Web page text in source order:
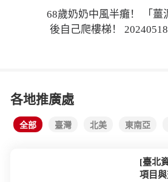
68歲奶奶中風半癱！ 「薑
後自己爬樓梯！ 20240518
各地推廣處
全部 臺灣 北美 東南亞
[臺北
項目